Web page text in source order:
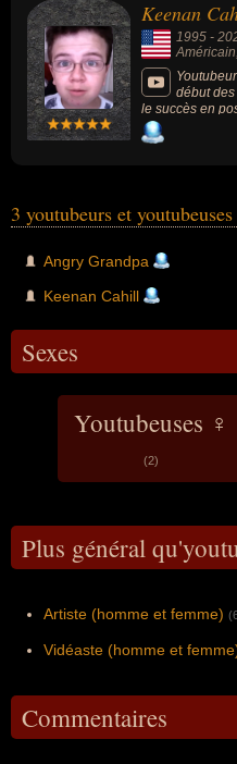
appelé
paquets et lit
téléspectateurs.
Keenan
1995 -
Américain
début
le succès en
les chansons
forme de
3 youtubeurs et youtubeuses
Angry Grandpa
Keenan Cahill
Sexes
Youtubeuses ♀
(2)
Plus général
Artiste (homme et femme)
Vidéaste (homme et
Commentaires